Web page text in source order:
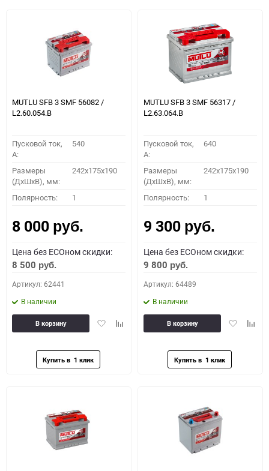
MUTLU SFB 3 SMF 56082 /
L2.60.054.B
Пусковой ток,
A:
540
Размеры
(ДхШхВ), мм:
242x175x190
Полярность: 1
8 000 руб.
Цена без ECOном скидки:
8 500 руб.
Артикул: 62441
В наличии
ДобавитьДобавить
В корзину
MUTLU SFB 3 SMF 56317 /
L2.63.064.B
Пусковой ток,
A:
640
Размеры
(ДхШхВ), мм:
242x175x190
Полярность: 1
9 300 руб.
Цена без ECOном скидки:
9 800 руб.
Артикул: 64489
В наличии
Добавить
В корзину